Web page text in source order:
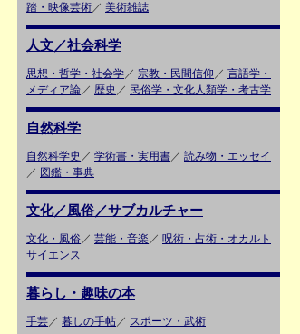
踏・映像芸術／ 美術雑誌
人文／社会科学
思想・哲学・社会学／ 宗教・民間信仰 ／ 言語学・
メディア論／ 歴史 ／ 民俗学・文化人類学・考古学
自然科学
自然科学史 ／ 学術書・実用書／ 読み物・エッセイ
／ 図鑑・事典
文化／風俗／サブカルチャー
文化・風俗／ 芸能・音楽 ／ 呪術・占術・オカルト
サイエンス
暮らし・趣味の本
手芸／ 暮しの手帖／ スポーツ・武術